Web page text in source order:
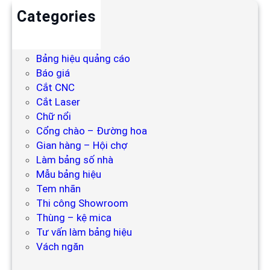
Categories
Bảng hiệu quảng cáo
Báo giá
Cắt CNC
Cắt Laser
Chữ nổi
Cổng chào – Đường hoa
Gian hàng – Hội chợ
Làm bảng số nhà
Mẫu bảng hiệu
Tem nhãn
Thi công Showroom
Thùng – kệ mica
Tư vấn làm bảng hiệu
Vách ngăn